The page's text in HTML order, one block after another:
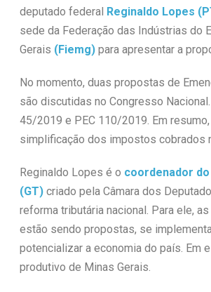
deputado federal Reginaldo Lopes
sede da Federação das Indústrias do
Gerais (Fiemg)para apresentar a
No momento, duas propostas de
são discutidas no Congresso
45/2019 e PEC 110/2019. Em
simplificação dos impostos cobrados
Reginaldo Lopes é o coordenador
(GT) criado pela Câmara dos
reforma tributária nacional. Para ele,
estão sendo propostas, se
potencializar a economia do país. Em
produtivo de Minas Gerais.